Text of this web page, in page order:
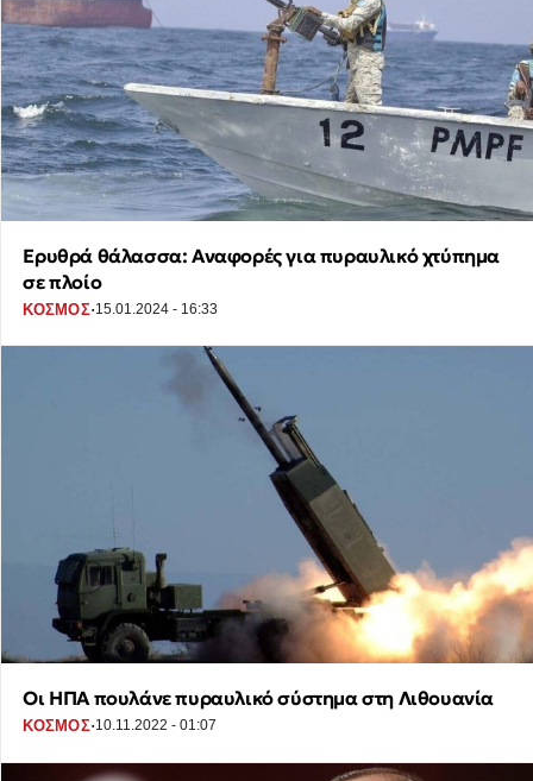
Ερυθρά θάλασσα: Αναφορές για πυραυλικό χτύπημα
σε πλοίο
ΚΟΣΜΟΣ·15.01.2024 - 16:33
Οι ΗΠΑ πουλάνε πυραυλικό σύστημα στη Λιθουανία
ΚΟΣΜΟΣ·10.11.2022 - 01:07